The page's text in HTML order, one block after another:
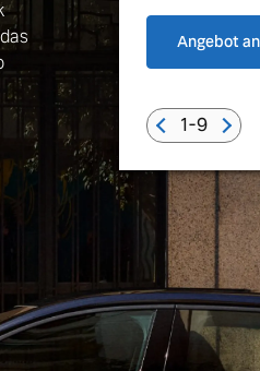
Angebot
1-9